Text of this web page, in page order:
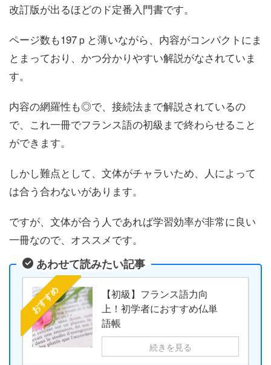
改訂版が出るほどのド定番入門書です。
ページ数も197ｐと薄いながら、内容がコンパクトにま
とまっており、かつ分かりやすい解説がなされていま
す。
内容の網羅性も◎で、接続法まで解説されているの
で、これ一冊でフランス語の初級まで終わらせること
ができます。
しかし難点として、文体がチャラいため、人によって
は合う合わないがあります。
ですが、文体が合う人であれば学習効率が非常に良い
一冊なので、オススメです。
あわせて読みたい記事
おすすめ
【初級】フランス語力向
上！初学者におすすめ仏単
語帳
続きを見る